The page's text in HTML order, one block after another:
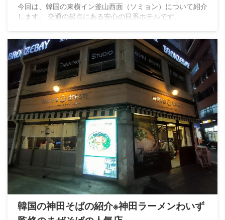
今回は、韓国の東横イン釜山西面（ソミョン）について紹介
します。 交通の起点にある安心の日系ホテルです。
韓国の神田そばの紹介※神田ラーメンわいず